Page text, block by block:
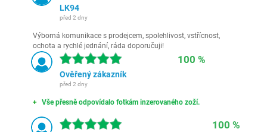
LK94
před 2 dny
Výborná komunikace s prodejcem, spolehlivost, vstřícnost,
ochota a rychlé jednání, ráda doporučuji!
100 %
Ověřený zákazník
před 2 dny
Vše přesně odpovídalo fotkám inzerovaného zoží.
100 %